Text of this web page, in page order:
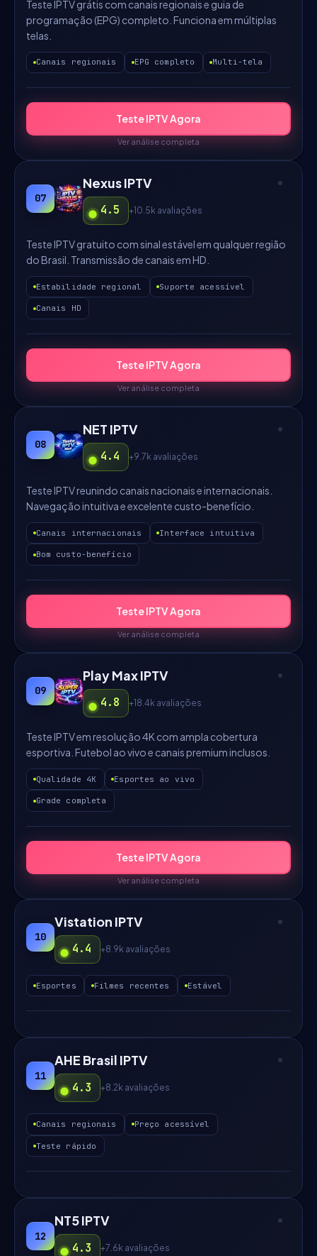
Teste IPTV grátis com canais regionais e guia de
programação (EPG) completo. Funciona em múltiplas
telas.
Canais regionais EPG completo Multi-tela
Teste IPTV Agora
Ver análise completa
07
Nexus IPTV
4.5 +10.5k avaliações
Teste IPTV gratuito com sinal estável em qualquer região
do Brasil. Transmissão de canais em HD.
Estabilidade regional Suporte acessível
Canais HD
Teste IPTV Agora
Ver análise completa
08
NET IPTV
4.4 +9.7k avaliações
Teste IPTV reunindo canais nacionais e internacionais.
Navegação intuitiva e excelente custo-benefício.
Canais internacionais Interface intuitiva
Bom custo-benefício
Teste IPTV Agora
Ver análise completa
09
Play Max IPTV
4.8 +18.4k avaliações
Teste IPTV em resolução 4K com ampla cobertura
esportiva. Futebol ao vivo e canais premium inclusos.
Qualidade 4K Esportes ao vivo
Grade completa
Teste IPTV Agora
Ver análise completa
10
Vistation IPTV
4.4 +8.9k avaliações
Esportes Filmes recentes Estável
11
AHE Brasil IPTV
4.3 +8.2k avaliações
Canais regionais Preço acessível
Teste rápido
12
NT5 IPTV
4.3 +7.6k avaliações